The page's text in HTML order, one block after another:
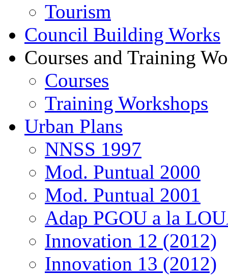
Tourism
Council Building Works
Courses and Training
Courses
Training Workshops
Urban Plans
NNSS 1997
Mod. Puntual 2000
Mod. Puntual 2001
Adap PGOU a la
Innovation 12 (2012)
Innovation 13 (2012)